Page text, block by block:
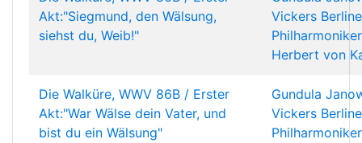
Akt:"Siegmund, den Wälsung,
siehst du, Weib!"
Vickers
Philharmoniker
Herbert von
Die Walküre, WWV 86B / Erster
Akt:"War Wälse dein Vater, und
bist du ein Wälsung"
Gundula
Vickers
Philharmoniker